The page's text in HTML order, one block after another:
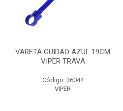
VARETA GUIDAO AZUL 19CM
VIPER TRAVA
Código: 36044
VIPER